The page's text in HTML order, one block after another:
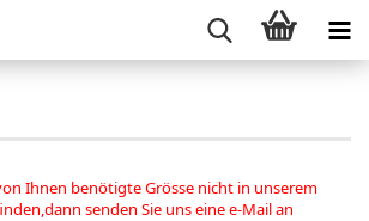
Ihnen benötigte Grösse nicht in unserem
senden Sie uns eine e-Mail an